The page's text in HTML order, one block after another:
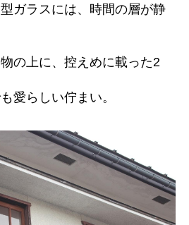
ガラスには、時間の層が静
の上に、控えめに載った2
愛らしい佇まい。